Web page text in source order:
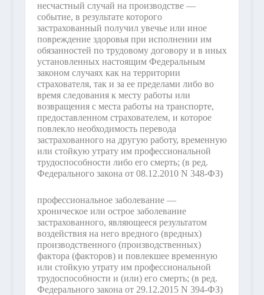
несчастный случай на производстве —
событие, в результате которого
застрахованный получил увечье или иное
повреждение здоровья при исполнении им
обязанностей по трудовому договору и в иных
установленных настоящим Федеральным
законом случаях как на территории
страхователя, так и за ее пределами либо во
время следования к месту работы или
возвращения с места работы на транспорте,
предоставленном страхователем, и которое
повлекло необходимость перевода
застрахованного на другую работу, временную
или стойкую утрату им профессиональной
трудоспособности либо его смерть; (в ред.
Федерального закона от 08.12.2010 N 348-ФЗ)
профессиональное заболевание —
хроническое или острое заболевание
застрахованного, являющееся результатом
воздействия на него вредного (вредных)
производственного (производственных)
фактора (факторов) и повлекшее временную
или стойкую утрату им профессиональной
трудоспособности и (или) его смерть; (в ред.
Федерального закона от 29.12.2015 N 394-ФЗ)